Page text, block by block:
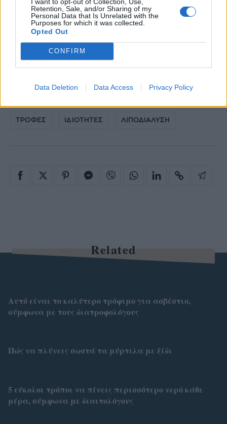
Retention, Sale, and/or Sharing of my
Personal Data that Is Unrelated with the
Purposes for which it was collected.
Opted Out
CONFIRM
Data Deletion Data Access Privacy Policy
απορροφήσει μεγάλες ποσότητες λίπους.
Διαβάστε ακόμα:
Δίαιτα Dash: Η υγιεινή δίαιτα που υπόσχεται
θαύματα μέσα σε λίγες εβδομάδες
αλλάξουν τη ζωή σου!
ΤΡΟΦΕΣ ΙΔΙΟΤΗΤΕΣ ΛΙΠΟΔΙΑΛΥΣΗ
Related
Αυτό είναι το καλύτερο τρόφιμο για ασβέστιο,
σύμφωνα με τους διατροφολόγους
Πώς να πλύνεις σωστά τα μύρτιλα με ξίδι
5 εύκολοι τρόποι να πίνεις περισσότερο νερό κάθε
μέρα, σύμφωνα με διαιτολόγους